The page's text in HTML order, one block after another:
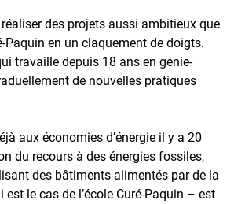
réaliser des projets aussi ambitieux que
Paquin en un claquement de doigts.
travaille depuis 18 ans en génie-
de nouvelles pratiques
aux économies d’énergie il y a 20
du recours à des énergies fossiles,
des bâtiments alimentés par de la
le cas de l’école Curé-Paquin – est